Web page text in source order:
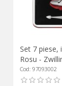
Set 7 piese,
Rosu -
Cod: 97093002